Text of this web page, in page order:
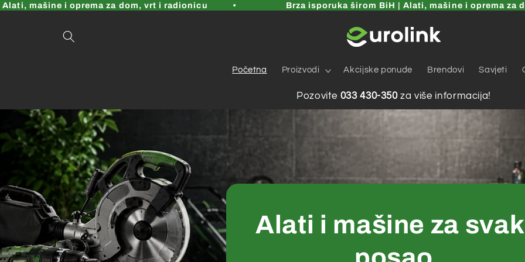
Pređi
i oprema za dom, vrt i radionicu Brza isporuka širom BiH | Alati, mašine i oprema za dom, vrt
Početna Proizvodi Akcijske ponude Brendovi Savjeti
Pozovite 033 430-350za više informacija!
Alati i mašine za